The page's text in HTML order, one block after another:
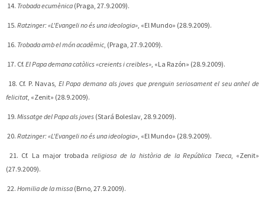
14. Trobada ecumènica (Praga, 27.9.2009).
15. Ratzinger: «L'Evangeli no és una ideologia» , «El Mundo» (28.9.2009).
16. Trobada amb el món acadèmic , (Praga, 27.9.2009).
17. Cf. El Papa demana catòlics «creients i creïbles» , «La Razón» (28.9.2009).
18. Cf. P. Navas, El Papa demana als joves que prenguin seriosament el seu anhel de
felicitat , «Zenit» (28.9.2009).
19. Missatge del Papa als joves (Stará Boleslav, 28.9.2009).
20. Ratzinger: «L'Evangeli no és una ideologia» , «El Mundo» (28.9.2009).
21. Cf. La major trobada religiosa de la història de la República Txeca, «Zenit»
(27.9.2009).
22. Homilia de la missa (Brno, 27.9.2009).